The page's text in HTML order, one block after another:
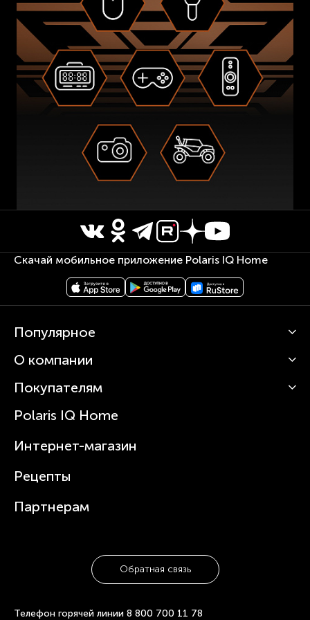
Скачай мобильное приложение Polaris IQ Home
Популярное
Кофемашины
Вертикальные пылесосы
Зубные щетки и ирригаторы
Увлажнители
Посуда
О компании
О Polaris
Статьи
Покупателям
Сервисные центры
Где купить
Polaris IQ Home
Интернет-магазин
Рецепты
Партнерам
Обратная связь
Телефон горячей линии 8 800 700 11 78